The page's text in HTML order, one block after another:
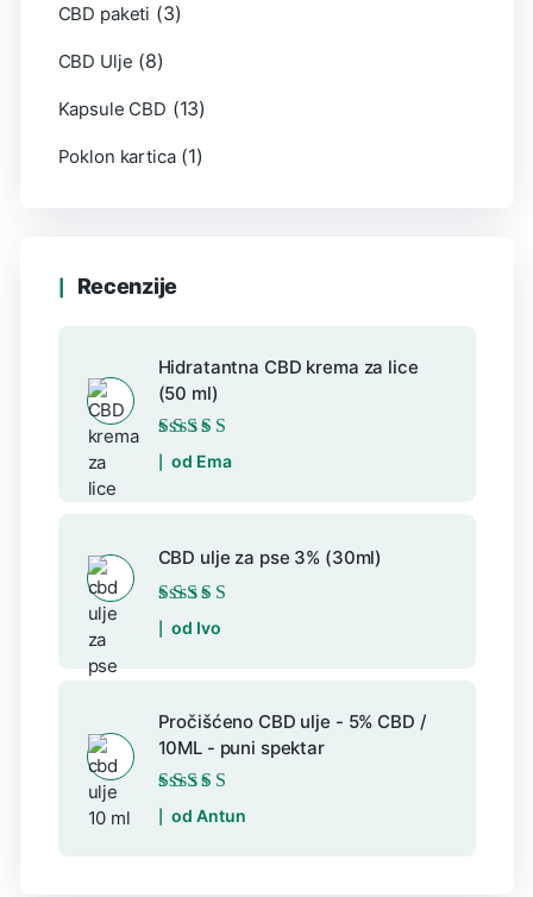
CBD paketi (3)
CBD Ulje (8)
Kapsule CBD (13)
Poklon kartica (1)
Recenzije
Hidratantna CBD krema za lice
(50 ml)
Ocijenjeno
5
od Ema
CBD ulje za pse 3% (30ml)
Ocijenjeno
5
od Ivo
Pročišćeno CBD ulje - 5% CBD /
10ML - puni spektar
Ocijenjeno5
5
od Antun